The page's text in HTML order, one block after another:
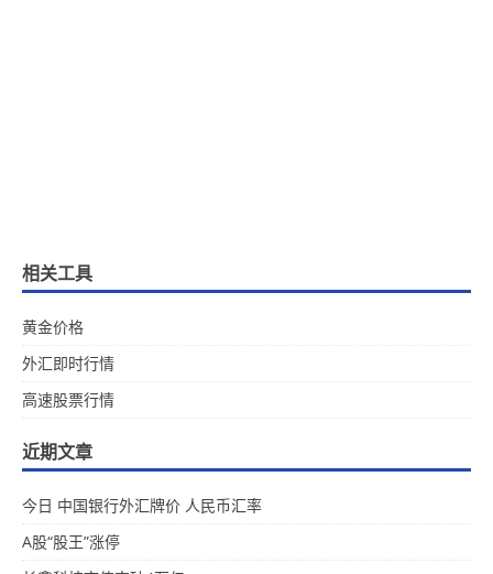
相关工具
黄金价格
外汇即时行情
高速股票行情
近期文章
今日 中国银行外汇牌价 人民币汇率
A股“股王”涨停